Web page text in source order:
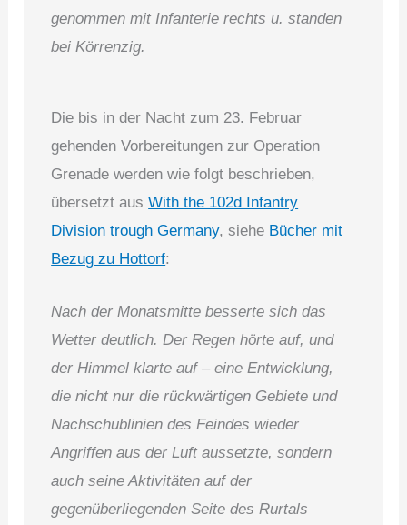
genommen mit Infanterie rechts u. standen
bei Körrenzig.
Die bis in der Nacht zum 23. Februar
gehenden Vorbereitungen zur Operation
Grenade werden wie folgt beschrieben,
übersetzt ausWith the 102d Infantry
Division trough Germany, siehe Bücher mit
Bezug zu Hottorf:
Nach der Monatsmitte besserte sich das
Wetter deutlich. Der Regen hörte auf, und
der Himmel klarte auf – eine Entwicklung,
die nicht nur die rückwärtigen Gebiete und
Nachschublinien des Feindes wieder
Angriffen aus der Luft aussetzte, sondern
auch seine Aktivitäten auf der
gegenüberliegenden Seite des Rurtals